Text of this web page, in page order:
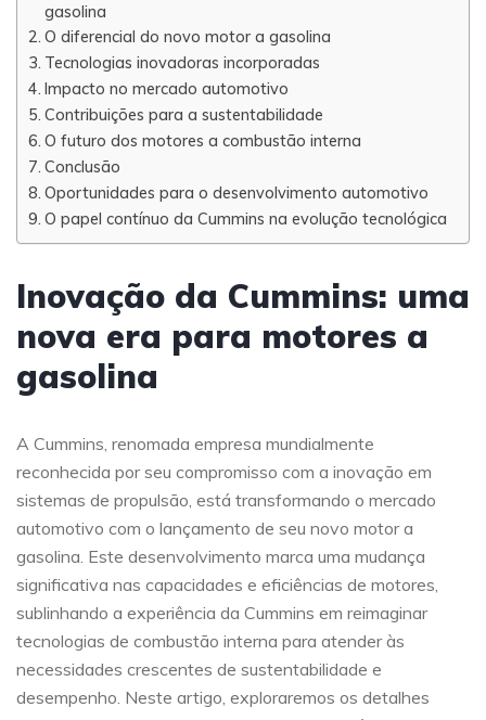
gasolina
O diferencial do novo motor a gasolina
Tecnologias inovadoras incorporadas
Impacto no mercado automotivo
Contribuições para a sustentabilidade
O futuro dos motores a combustão interna
Conclusão
Oportunidades para o desenvolvimento automotivo
O papel contínuo da Cummins na evolução tecnológica
Inovação da Cummins: uma
nova era para motores a
gasolina
A Cummins, renomada empresa mundialmente
reconhecida por seu compromisso com a inovação em
sistemas de propulsão, está transformando o mercado
automotivo com o lançamento de seu novo motor a
gasolina. Este desenvolvimento marca uma mudança
significativa nas capacidades e eficiências de motores,
sublinhando a experiência da Cummins em reimaginar
tecnologias de combustão interna para atender às
necessidades crescentes de sustentabilidade e
desempenho. Neste artigo, exploraremos os detalhes